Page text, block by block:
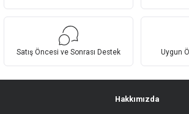
Bu ürüne benzer farklı alternatifler olmalı.
Satış Öncesi ve Sonrası Destek Uygun
Hakkımızda